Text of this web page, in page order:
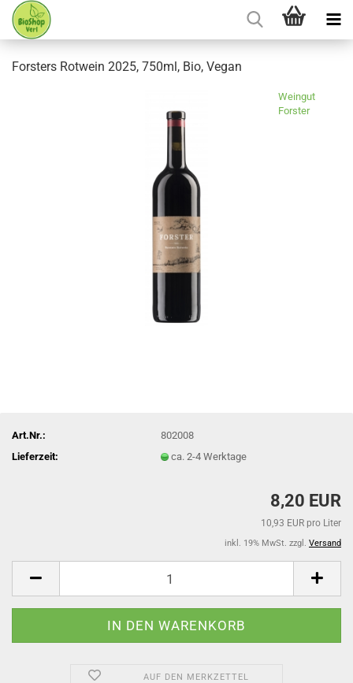
Forsters Rotwein 2025, 750ml, Bio, Vegan
Weingut
Forster
Art.Nr.:
802008
Lieferzeit:
ca. 2-4 Werktage
8,20 EUR
10,93 EUR pro Liter
inkl. 19% MwSt. zzgl. Versand
AUF DEN MERKZETTEL